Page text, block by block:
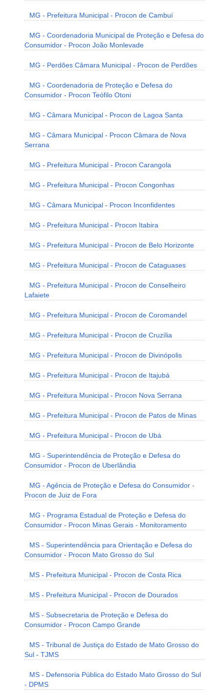
MG - Prefeitura Municipal - Procon de Cambuí
MG - Coordenadoria Municipal de Proteção e Defesa do
Consumidor - Procon João Monlevade
MG - Perdões Câmara Municipal - Procon de Perdões
MG - Coordenadoria de Proteção e Defesa do
Consumidor - Procon Teófilo Otoni
MG - Câmara Municipal - Procon de Lagoa Santa
MG - Câmara Municipal - Procon Câmara de Nova
Serrana
MG - Prefeitura Municipal - Procon Carangola
MG - Prefeitura Municipal - Procon Congonhas
MG - Câmara Municipal - Procon Inconfidentes
MG - Prefeitura Municipal - Procon Itabira
MG - Prefeitura Municipal - Procon de Belo Horizonte
MG - Prefeitura Municipal - Procon de Cataguases
MG - Prefeitura Municipal - Procon de Conselheiro
Lafaiete
MG - Prefeitura Municipal - Procon de Coromandel
MG - Prefeitura Municipal - Procon de Cruzília
MG - Prefeitura Municipal - Procon de Divinópolis
MG - Prefeitura Municipal - Procon de Itajubá
MG - Prefeitura Municipal - Procon Nova Serrana
MG - Prefeitura Municipal - Procon de Patos de Minas
MG - Prefeitura Municipal - Procon de Ubá
MG - Superintendência de Proteção e Defesa do
Consumidor - Procon de Uberlândia
MG - Agência de Proteção e Defesa do Consumidor -
Procon de Juiz de Fora
MG - Programa Estadual de Proteção e Defesa do
Consumidor - Procon Minas Gerais - Monitoramento
MS - Superintendência para Orientação e Defesa do
Consumidor - Procon Mato Grosso do Sul
MS - Prefeitura Municipal - Procon de Costa Rica
MS - Prefeitura Municipal - Procon de Dourados
MS - Subsecretaria de Proteção e Defesa do
Consumidor - Procon Campo Grande
MS - Tribunal de Justiça do Estado de Mato Grosso do
Sul - TJMS
MS - Defensoria Pública do Estado Mato Grosso do Sul
- DPMS